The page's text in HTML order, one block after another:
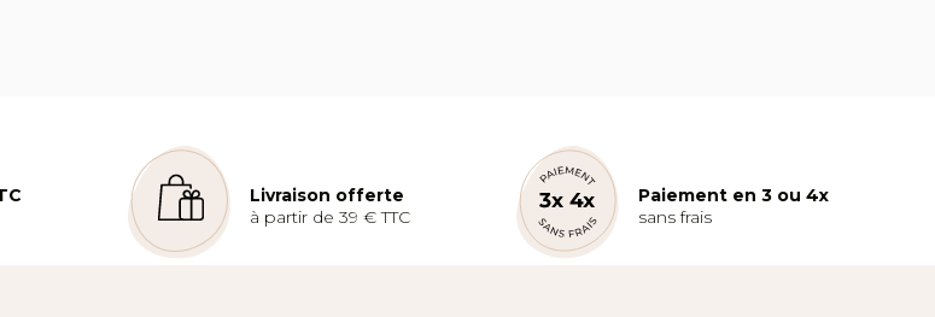
Livraison offerte
à partir de 39 € TTC
Paiement en 3 ou 4x
sans frais